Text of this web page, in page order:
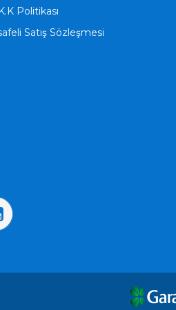
Politikası
Satış Sözleşmesi